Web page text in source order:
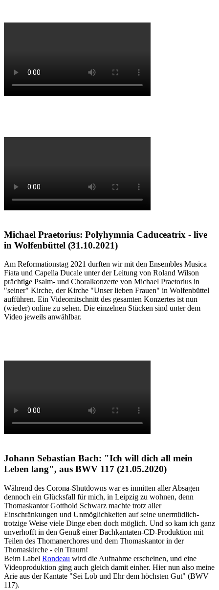
Michael Praetorius: Polyhymnia Caduceatrix - live
in Wolfenbüttel (31.10.2021)
Am Reformationstag 2021 durften wir mit den Ensembles Musica
Fiata und Capella Ducale unter der Leitung von Roland Wilson
prächtige Psalm- und Choralkonzerte von Michael Praetorius in
"seiner" Kirche, der Kirche "Unser lieben Frauen" in Wolfenbüttel
aufführen. Ein Videomitschnitt des gesamten Konzertes ist nun
(wieder) online zu sehen. Die einzelnen Stücken sind unter dem
Video jeweils anwählbar.
Johann Sebastian Bach: "Ich will dich all mein
Leben lang", aus BWV 117 (21.05.2020)
Während des Corona-Shutdowns war es inmitten aller Absagen
dennoch ein Glücksfall für mich, in Leipzig zu wohnen, denn
Thomaskantor Gotthold Schwarz machte trotz aller
Einschränkungen und Unmöglichkeiten auf seine unermüdlich-
trotzige Weise viele Dinge eben doch möglich. Und so kam ich ganz
unverhofft in den Genuß einer Bachkantaten-CD-Produktion mit
Teilen des Thomanerchores und dem Thomaskantor in der
Thomaskirche - ein Traum!
Beim Label Rondeau wird die Aufnahme erscheinen, und eine
Videoproduktion ging auch gleich damit einher. Hier nun also meine
Arie aus der Kantate "Sei Lob und Ehr dem höchsten Gut" (BWV
117).